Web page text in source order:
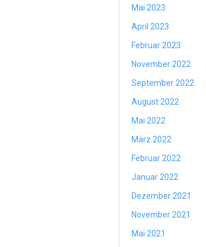
Mai 2023
April 2023
Februar 2023
November 2022
September 2022
August 2022
Mai 2022
März 2022
Februar 2022
Januar 2022
Dezember 2021
November 2021
Mai 2021